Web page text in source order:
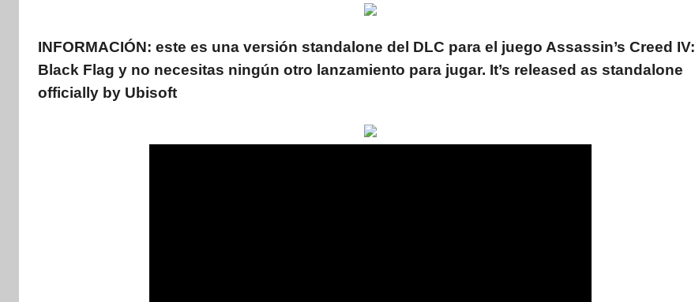
INFORMACIÓN: este es una versión standalone del DLC para el juego Assassin’s Creed IV:
Black Flag y no necesitas ningún otro lanzamiento para jugar. It’s released as standalone
officially by Ubisoft